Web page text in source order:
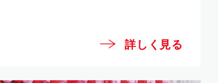
詳しく見る